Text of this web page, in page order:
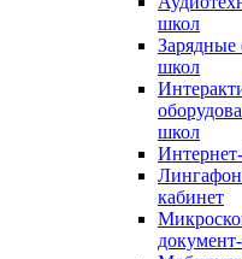
школ
Зарядные
школ
школ
кабинет